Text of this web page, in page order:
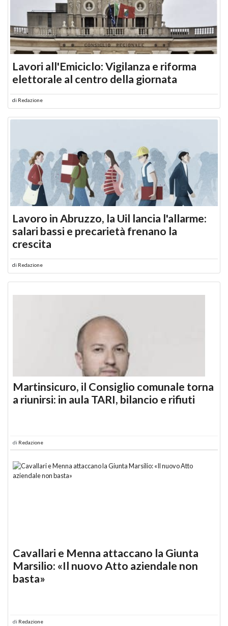
Lavori all'Emiciclo: Vigilanza e riforma
elettorale al centro della giornata
di Redazione
Lavoro in Abruzzo, la Uil lancia l'allarme:
salari bassi e precarietà frenano la
crescita
di Redazione
Martinsicuro, il Consiglio comunale torna
a riunirsi: in aula TARI, bilancio e rifiuti
di Redazione
Cavallari e Menna attaccano la Giunta
Marsilio: «Il nuovo Atto aziendale non
basta»
di Redazione